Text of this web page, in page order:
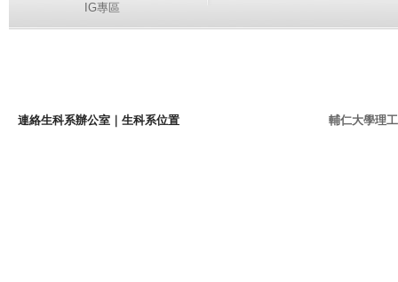
IG專區
連絡生科系辦公室 生科系位置 輔仁大學理